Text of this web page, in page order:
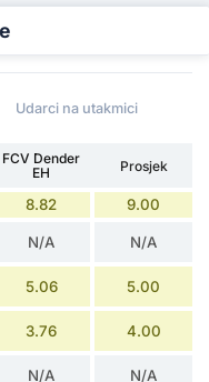
Udarci na utakmici
FCV Dender
EH
Prosjek
8.82 9.00
N/A N/A
5.06 5.00
3.76 4.00
N/A N/A